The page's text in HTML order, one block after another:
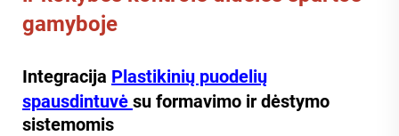
gamyboje
Integracija Plastikinių puodelių
spausdintuvė su formavimo ir dėstymo
sistemomis